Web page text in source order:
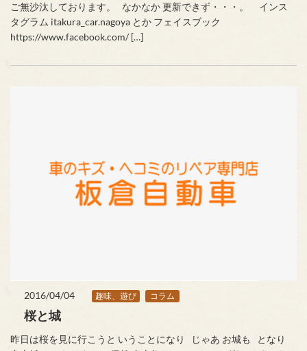
ご無沙汰しております。 なかなか 更新できず・・・。 インス
タグラム itakura_car.nagoya とか フェイスブック
https://www.facebook.com/ […]
2016/04/04 趣味、遊び コラム
桜と城
昨日は桜を見に行こうと いうことになり じゃあ お城も となり